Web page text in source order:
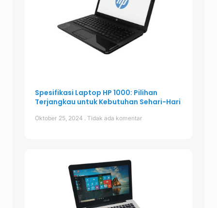
Spesifikasi Laptop HP 1000: Pilihan
Terjangkau untuk Kebutuhan Sehari-Hari
Oktober 25, 2024 Tidak ada komentar